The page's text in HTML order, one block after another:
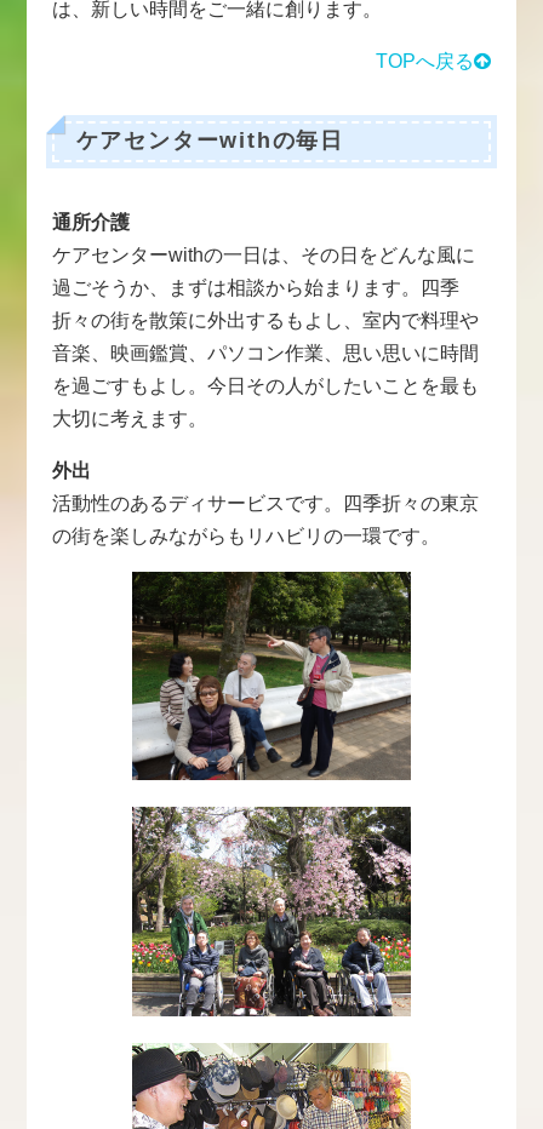
は、新しい時間をご一緒に創ります。
TOPへ戻る
ケアセンターwithの毎日
通所介護
ケアセンターwithの一日は、その日をどんな風に
過ごそうか、まずは相談から始まります。四季
折々の街を散策に外出するもよし、室内で料理や
音楽、映画鑑賞、パソコン作業、思い思いに時間
を過ごすもよし。今日その人がしたいことを最も
大切に考えます。
外出
活動性のあるディサービスです。四季折々の東京
の街を楽しみながらもリハビリの一環です。